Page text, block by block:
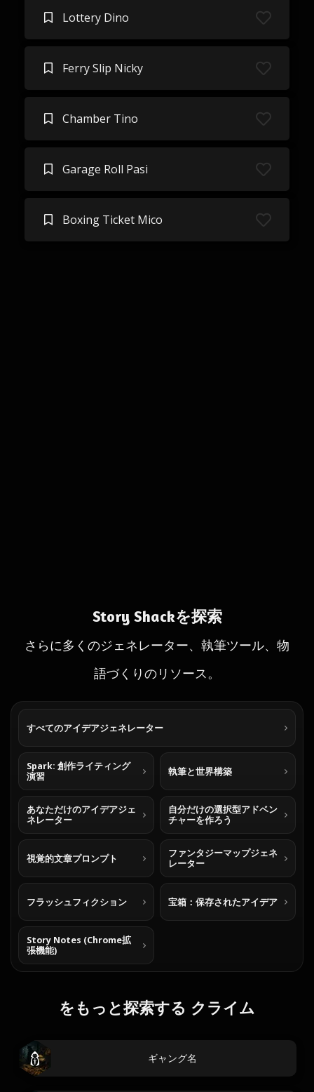
Lottery Dino
Ferry Slip Nicky
Chamber Tino
Garage Roll Pasi
Boxing Ticket Mico
Story Shackを探索
さらに多くのジェネレーター、執筆ツール、物
語づくりのリソース。
すべてのアイデアジェネレーター
Spark: 創作ライティング
演習
執筆と世界構築
あなただけのアイデアジェ
ネレーター
自分だけの選択型アドベン
チャーを作ろう
視覚的文章プロンプト
ファンタジーマップジェネ
レーター
フラッシュフィクション 宝箱：保存されたアイデア
Story Notes (Chrome拡
張機能)
をもっと探索する クライム
ギャング名